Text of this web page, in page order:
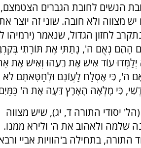
הנשים לחובת הגברים הצטמצם,
יש מצווה ולא חובה. שוני זה יוצר
לחזון הגדול, שנאמר
הָהֵם נְאֻם ה', נָתַתִּי אֶת תּוֹרָתִי
יְלַמְּדוּ עוֹד אִישׁ אֶת רֵעֵהוּ וְאִישׁ אֶת
ה', כִּי אֶסְלַח לַעֲוֹנָם וּלְחַטָּאתָם לֹא
כִּי מָלְאָה הָאָרֶץ דֵּעָה אֶת ה'
יסודי התורה ד, יג), שיש מצווה
שלמה ולאהוב את ה' ולירא ממנו.
התורה, בתחילה ב'הוויות אביי